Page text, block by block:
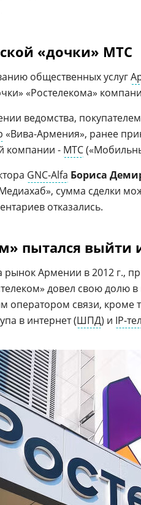
«дочки» МТС
общественных услуг
«Ростелекома»
ведомства,
«Вива-Армения», ранее
компании - МТС
GNC-Alfa Бориса
сумма сделки
отказались.
пытался выйти
Армении в 2012 г.,
довел свою долю
оператором связи, кроме
в интернет (ШПД) и IP-